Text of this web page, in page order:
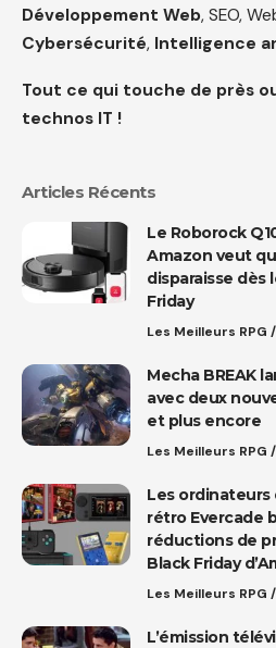
Développement Web, SEO,
Cybersécurité, Intelligence
Tout ce qui touche de près
technos IT !
Articles Récents
Le Roborock
Amazon veut
disparaisse dès
Friday
Les Meilleurs RPG
Mecha BREAK
avec deux
et plus encore
Les Meilleurs RPG
Les
rétro Evercade
réductions de
Black Friday
Les Meilleurs RPG
L’émission